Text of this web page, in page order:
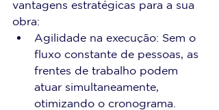
vantagens estratégicas para a sua
obra:
Agilidade na execução: Sem o
fluxo constante de pessoas, as
frentes de trabalho podem
atuar simultaneamente,
otimizando o cronograma.